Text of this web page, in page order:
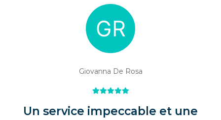
Giovanna De Rosa
Un service impeccable et une